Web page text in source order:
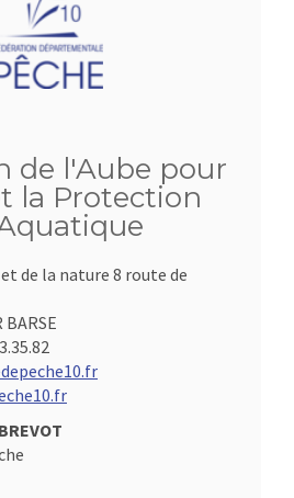
de l'Aube pour
la Protection
de la nature 8 route de
BARSE